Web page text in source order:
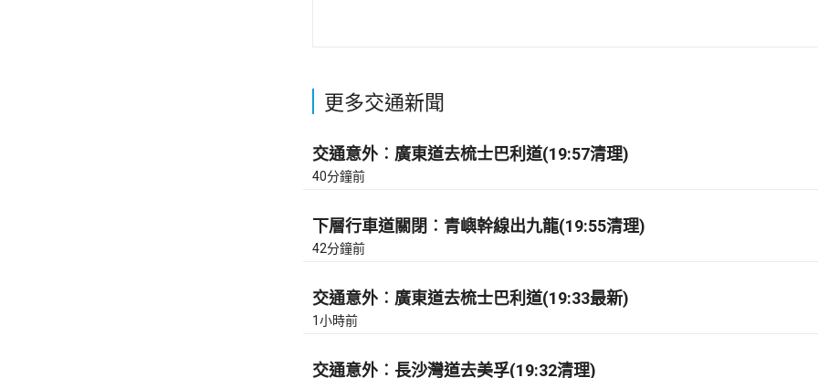
更多交通新聞
交通意外︰廣東道去梳士巴利道(19:57清理)
40分鐘前
下層行車道關閉︰青嶼幹線出九龍(19:55清理)
42分鐘前
交通意外︰廣東道去梳士巴利道(19:33最新)
1小時前
交通意外︰長沙灣道去美孚(19:32清理)